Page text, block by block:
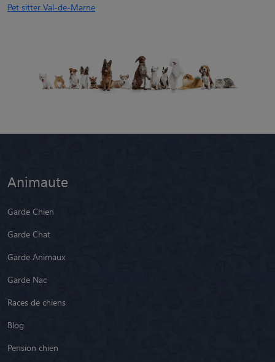
Pet sitter Val-de-Marne
Animaute
Garde Chien
Garde Chat
Garde Animaux
Garde Nac
Races de chiens
Blog
Pension chien